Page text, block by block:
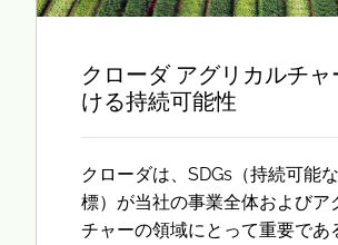
クローダ アグリカルチャ
ける持続可能性
クローダは、SDGs（持続可能
標）が当社の事業全体およびア
チャーの領域にとって重要であ